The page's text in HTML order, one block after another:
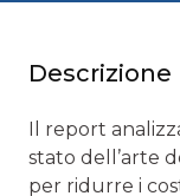
Descrizione
Il report
stato dell’arte
per ridurre i